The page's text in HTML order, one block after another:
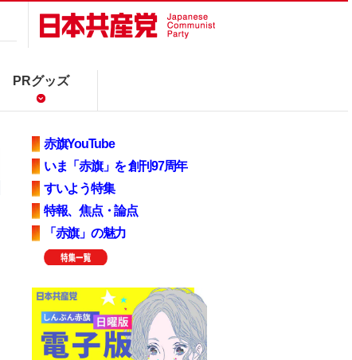
PRグッズ
赤旗YouTube
いま「赤旗」を 創刊97周年
すいよう特集
特報、焦点・論点
「赤旗」の魅力